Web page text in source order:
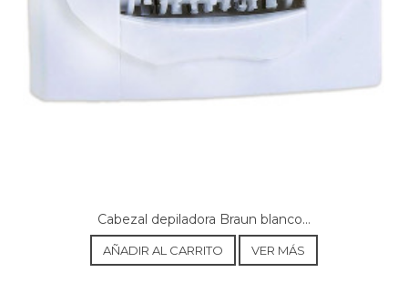
Cabezal depiladora Braun blanco...
AÑADIR AL CARRITO VER MÁS